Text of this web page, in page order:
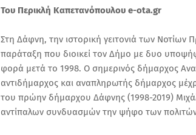
Του Περικλή Καπετανόπουλου e-ota.gr
Στη Δάφνη, την ιστορική γειτονιά των Νοτίων
παράταξη που διοικεί τον Δήμο με δυο
φορά μετά το 1998. Ο σημερινός δήμαρχος
αντιδήμαρχος και αναπληρωτής δήμαρχος
του πρώην δήμαρχου Δάφνης (1998-2019)
αντίπαλων συνδυασμών την ψήφο των